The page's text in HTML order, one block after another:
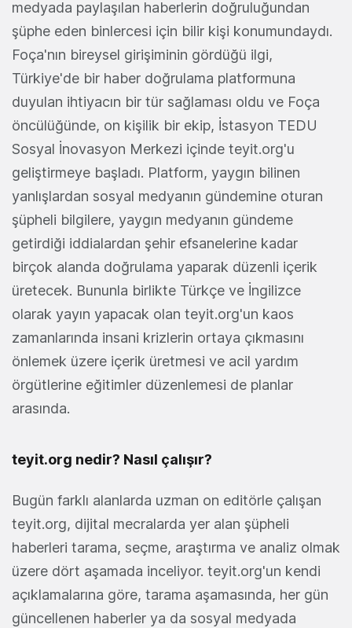
medyada paylaşılan haberlerin doğruluğundan
şüphe eden binlercesi için bilir kişi konumundaydı.
Foça'nın bireysel girişiminin gördüğü ilgi,
Türkiye'de bir haber doğrulama platformuna
duyulan ihtiyacın bir tür sağlaması oldu ve Foça
öncülüğünde, on kişilik bir ekip, İstasyon TEDU
Sosyal İnovasyon Merkezi içinde teyit.org'u
geliştirmeye başladı. Platform, yaygın bilinen
yanlışlardan sosyal medyanın gündemine oturan
şüpheli bilgilere, yaygın medyanın gündeme
getirdiği iddialardan şehir efsanelerine kadar
birçok alanda doğrulama yaparak düzenli içerik
üretecek. Bununla birlikte Türkçe ve İngilizce
olarak yayın yapacak olan teyit.org'un kaos
zamanlarında insani krizlerin ortaya çıkmasını
önlemek üzere içerik üretmesi ve acil yardım
örgütlerine eğitimler düzenlemesi de planlar
arasında.
teyit.org nedir? Nasıl çalışır?
Bugün farklı alanlarda uzman on editörle çalışan
teyit.org, dijital mecralarda yer alan şüpheli
haberleri tarama, seçme, araştırma ve analiz olmak
üzere dört aşamada inceliyor. teyit.org'un kendi
açıklamalarına göre, tarama aşamasında, her gün
güncellenen haberler ya da sosyal medyada